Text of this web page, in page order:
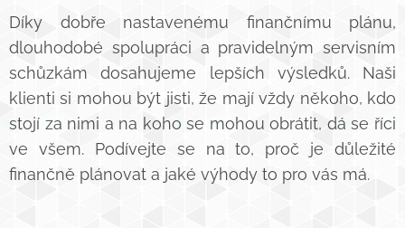
Díky dobře nastavenému finančnímu plánu,
dlouhodobé spolupráci a pravidelným servisním
schůzkám dosahujeme lepších výsledků. Naši
klienti si mohou být jisti, že mají vždy někoho, kdo
stojí za nimi a na koho se mohou obrátit, dá se říci
ve všem. Podívejte se na to, proč je důležité
finančně plánovat a jaké výhody to pro vás má.